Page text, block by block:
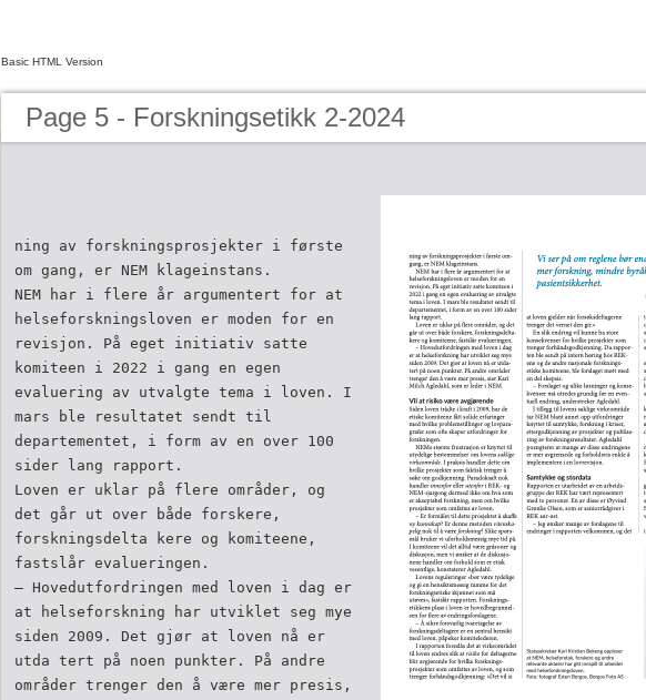
Basic HTML Version
Page 5 - Forskningsetikk 2-2024
ning av forskningsprosjekter i første
om­ gang, er NEM klageinstans.
NEM har i flere år argumentert for at
helseforskningsloven er moden for en
revisjon. På eget initiativ satte
komiteen i 2022 i gang en egen
evaluering av utvalgte tema i loven. I
mars ble resultatet sendt til
departementet, i form av en over 100
sider lang rapport.
Loven er uklar på flere områder, og
det går ut over både forskere,
forskningsdelta­ kere og komiteene,
fastslår evalueringen.
– Hovedutfordringen med loven i dag er
at helseforskning har utviklet seg mye
siden 2009. Det gjør at loven nå er
utda­ tert på noen punkter. På andre
områder trenger den å være mer presis,